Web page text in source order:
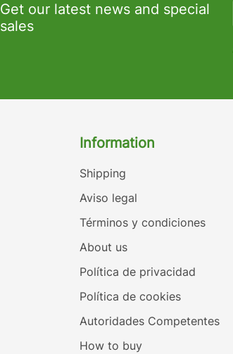
Get our latest news and special
sales
Information
Shipping
Aviso legal
Términos y condiciones
About us
Política de privacidad
Política de cookies
Autoridades Competentes
How to buy